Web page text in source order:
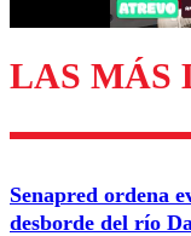
LAS MÁS
Senapred ordena
desborde del río